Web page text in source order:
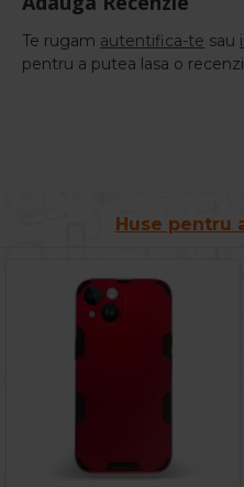
Te rugam autentifica-te sau
pentru a putea lasa o
Huse pentru